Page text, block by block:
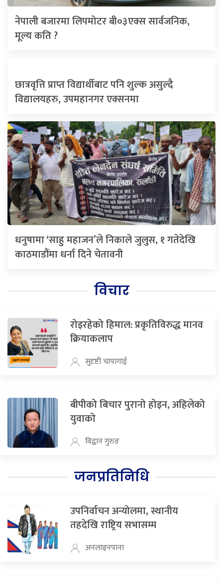
नेपाली बजारमा लिपमोटर बी०३एक्स सार्वजनिक,
मूल्य कति ?
छात्रवृत्ति प्राप्त विद्यार्थीबाट पनि शुल्क असुल्दै
विद्यालयहरु, उपमहानगर एक्सनमा
धनुषामा ‘साहु महाजन’ले निकाले जुलुस, १ गतेदेखि
काठमाडौंमा धर्ना दिने चेतावनी
विचार
रोइरहेको हिमाल: प्रकृतिविरुद्ध मानव
क्रियाकलाप
सुदृष्टी चापागाई
बीपीको बिचार पुरानो होइन, अहिलेको
युवाको
विद्वान गुरुङ
जनप्रतिनिधि
उपनिर्वाचन अन्योलमा, स्थानीय
तहदेखि राष्ट्रिय सभासम्म
अनलाइनपाना